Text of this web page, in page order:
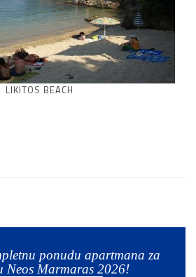
LIKITOS BEACH
ponudu apartmana za
Neos Marmaras 2026!